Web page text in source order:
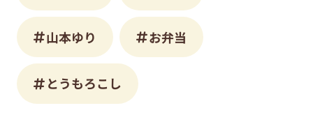
山本ゆり お弁当
とうもろこし